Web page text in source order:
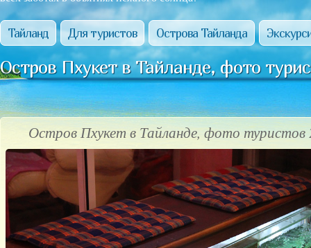
Тайланд Для туристов Острова Тайланда
Остров Пхукет в Тайланде, фото
Остров Пхукет в Тайланде, фото